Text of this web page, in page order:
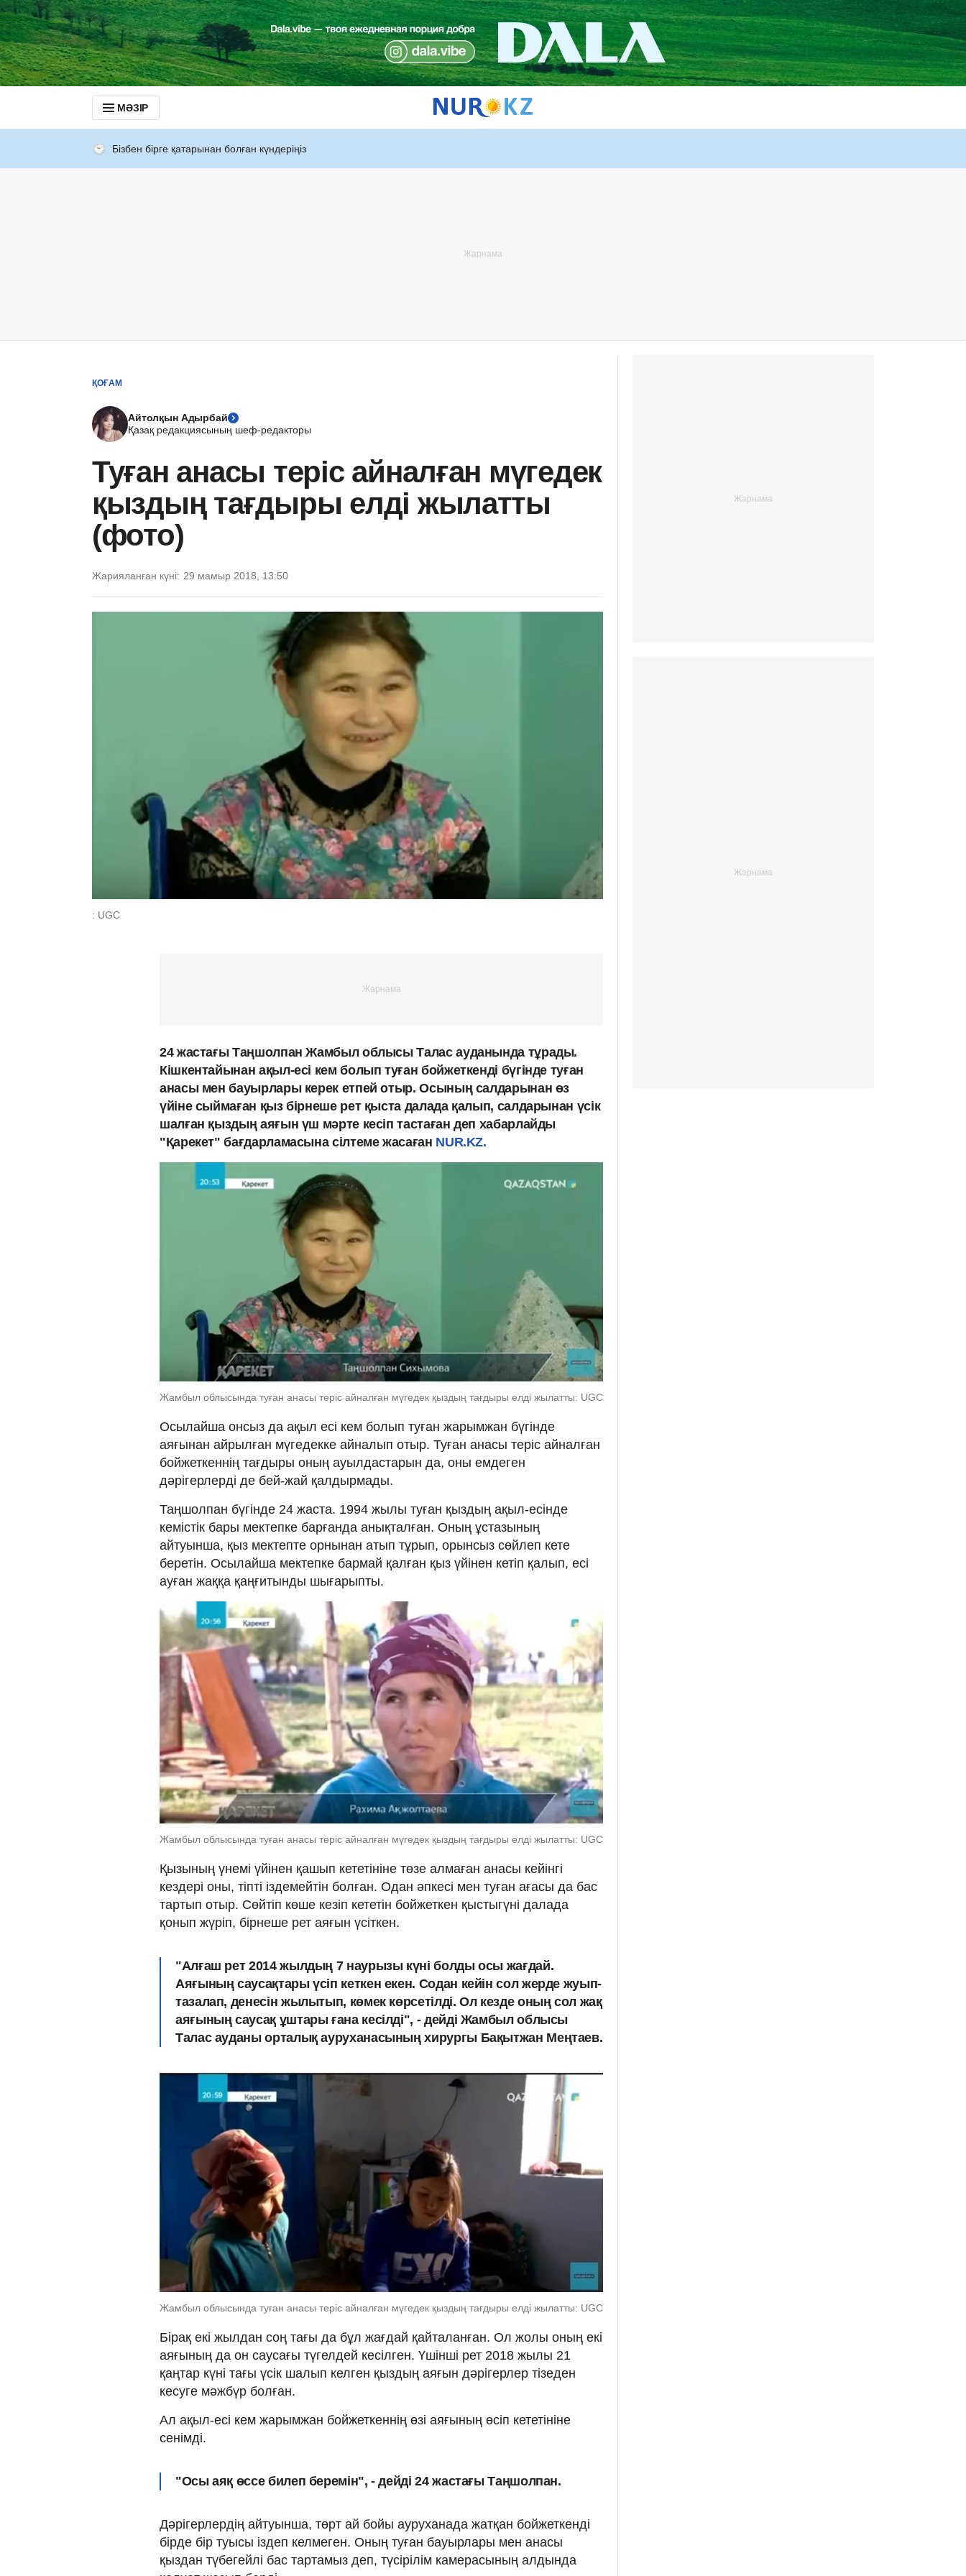
МӘЗІР
Бізбен бірге қатарынан болған күндеріңіз
ҚОҒАМ
Айтолқын Адырбай
Қазақ редакциясының шеф-редакторы
Туған анасы теріс айналған мүгедек
қыздың тағдыры елді жылатты
(фото)
Жарияланған күні: 29 мамыр 2018, 13:50
: UGC
24 жастағы Таңшолпан Жамбыл облысы Талас ауданында тұрады.
Кішкентайынан ақыл-есі кем болып туған бойжеткенді бүгінде туған
анасы мен бауырлары керек етпей отыр. Осының салдарынан өз
үйіне сыймаған қыз бірнеше рет қыста далада қалып, салдарынан үсік
шалған қыздың аяғын үш мәрте кесіп тастаған деп хабарлайды
"Қарекет" бағдарламасына сілтеме жасаған NUR.KZ.
Жамбыл облысында туған анасы теріс айналған мүгедек қыздың тағдыры елді жылатты: UGC
Осылайша онсыз да ақыл есі кем болып туған жарымжан бүгінде
аяғынан айрылған мүгедекке айналып отыр. Туған анасы теріс айналған
бойжеткеннің тағдыры оның ауылдастарын да, оны емдеген
дәрігерлерді де бей-жай қалдырмады.
Таңшолпан бүгінде 24 жаста. 1994 жылы туған қыздың ақыл-есінде
кемістік бары мектепке барғанда анықталған. Оның ұстазының
айтуынша, қыз мектепте орнынан атып тұрып, орынсыз сөйлеп кете
беретін. Осылайша мектепке бармай қалған қыз үйінен кетіп қалып, есі
ауған жаққа қаңғитынды шығарыпты.
Жамбыл облысында туған анасы теріс айналған мүгедек қыздың тағдыры елді жылатты: UGC
Қызының үнемі үйінен қашып кететініне төзе алмаған анасы кейінгі
кездері оны, тіпті іздемейтін болған. Одан әпкесі мен туған ағасы да бас
тартып отыр. Сөйтіп көше кезіп кететін бойжеткен қыстыгүні далада
қонып жүріп, бірнеше рет аяғын үсіткен.
"Алғаш рет 2014 жылдың 7 наурызы күні болды осы жағдай.
Аяғының саусақтары үсіп кеткен екен. Содан кейін сол жерде жуып-
тазалап, денесін жылытып, көмек көрсетілді. Ол кезде оның сол жақ
аяғының саусақ ұштары ғана кесілді", - дейді Жамбыл облысы
Талас ауданы орталық ауруханасының хирургы Бақытжан Меңтаев.
Жамбыл облысында туған анасы теріс айналған мүгедек қыздың тағдыры елді жылатты: UGC
Бірақ екі жылдан соң тағы да бұл жағдай қайталанған. Ол жолы оның екі
аяғының да он саусағы түгелдей кесілген. Үшінші рет 2018 жылы 21
қаңтар күні тағы үсік шалып келген қыздың аяғын дәрігерлер тізеден
кесуге мәжбүр болған.
Ал ақыл-есі кем жарымжан бойжеткеннің өзі аяғының өсіп кететініне
сенімді.
"Осы аяқ өссе билеп беремін", - дейді 24 жастағы Таңшолпан.
Дәрігерлердің айтуынша, төрт ай бойы ауруханада жатқан бойжеткенді
бірде бір туысы іздеп келмеген. Оның туған бауырлары мен анасы
қыздан түбегейлі бас тартамыз деп, түсірілім камерасының алдында